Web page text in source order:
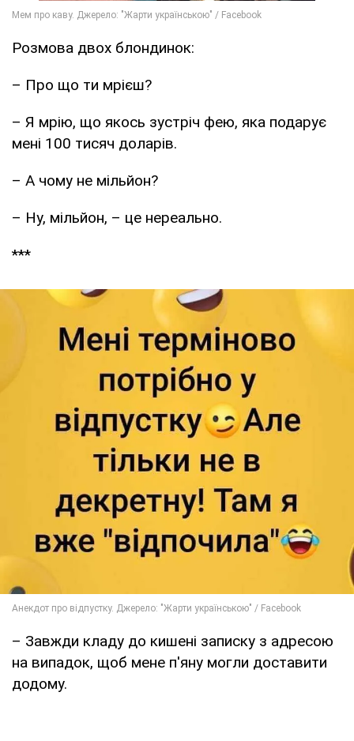
Розмова двох блондинок:
– Про що ти мрієш?
– Я мрію, що якось зустріч фею, яка подарує
мені 100 тисяч доларів.
– А чому не мільйон?
– Ну, мільйон, – це нереально.
***
– Завжди кладу до кишені записку з адресою
на випадок, щоб мене п'яну могли доставити
додому.